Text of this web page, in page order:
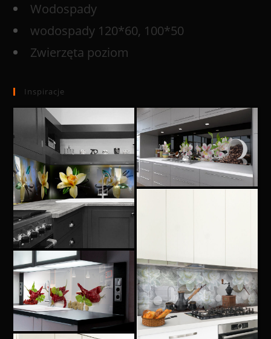
Wodospady
wodospady 120*60, 100*50
Zwierzęta poziom
Inspiracje